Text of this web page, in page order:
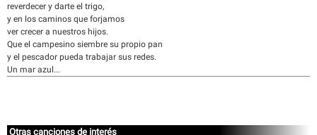
reverdecer y darte el trigo,
y en los caminos que forjamos
ver crecer a nuestros hijos.
Que el campesino siembre su propio pan
y el pescador pueda trabajar sus redes.
Un mar azul...
Otras canciones de interés